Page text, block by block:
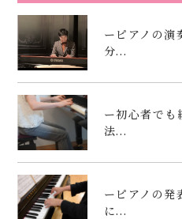
ーピアノの演
分...
ー初心者でも
法...
ーピアノの発
に...